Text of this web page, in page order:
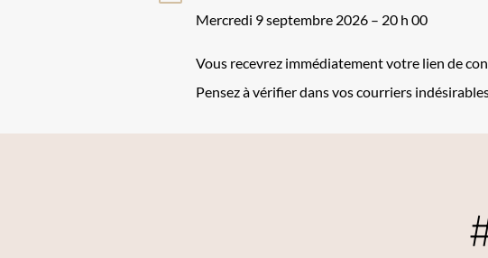
Mercredi 9 septembre 2026 – 20 h 00
Vous recevrez immédiatement votre lien de
Pensez à vérifier dans vos courriers